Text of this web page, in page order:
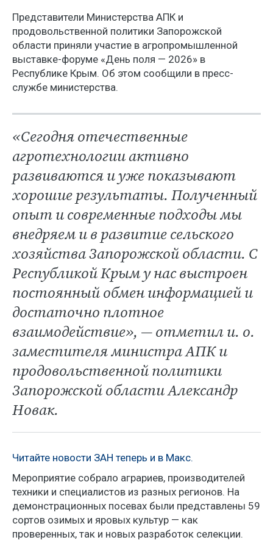
Представители Министерства АПК и
продовольственной политики Запорожской
области приняли участие в агропромышленной
выставке-форуме «День поля — 2026» в
Республике Крым. Об этом сообщили в пресс-
службе министерства.
«Сегодня отечественные
агротехнологии активно
развиваются и уже показывают
хорошие результаты. Полученный
опыт и современные подходы мы
внедряем и в развитие сельского
хозяйства Запорожской области. С
Республикой Крым у нас выстроен
постоянный обмен информацией и
достаточно плотное
взаимодействие», — отметил и. о.
заместителя министра АПК и
продовольственной политики
Запорожской области Александр
Новак.
Читайте новости ЗАН теперь и в Макс.
Мероприятие собрало аграриев, производителей
техники и специалистов из разных регионов. На
демонстрационных посевах были представлены 59
сортов озимых и яровых культур — как
проверенных, так и новых разработок селекции.